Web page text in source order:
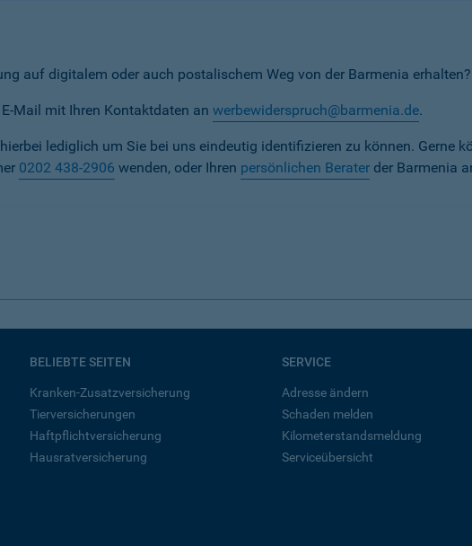
auf digitalem oder auch postalischem Weg von der Barmenia
Mail mit Ihren Kontaktdaten an werbewiderspruch@barmenia.de.
lediglich um Sie bei uns eindeutig identifizieren zu können. Gerne
0202 438-2906 wenden, oder Ihren persönlichen Berater der Barmenia
BELIEBTE SEITEN
Kranken-Zusatzversicherung
Tierversicherungen
Haftpflichtversicherung
Hausratversicherung
SERVICE
Adresse ändern
Schaden melden
Kilometerstandsmeldung
Serviceübersicht